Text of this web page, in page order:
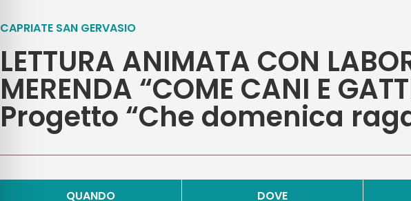
CAPRIATE SAN GERVASIO
LETTURA ANIMATA CON
MERENDA “COME CANI E
Progetto “Che domenica
QUANDO
DOVE